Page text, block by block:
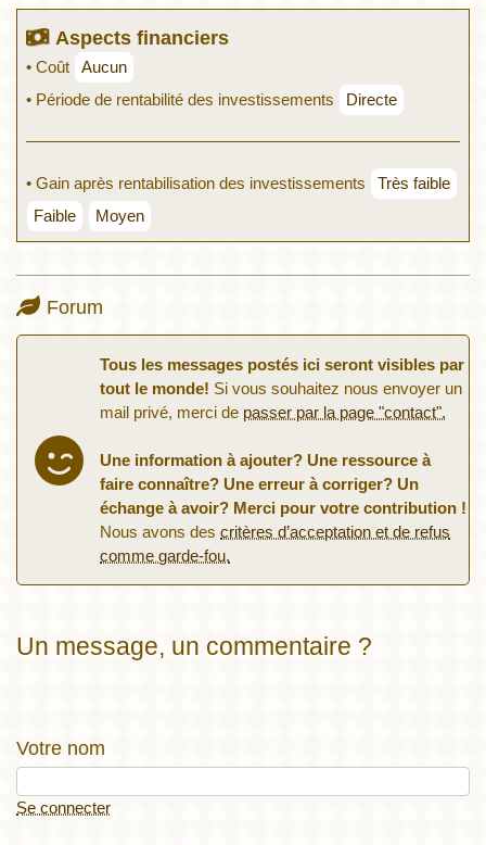
Aspects financiers
• Coût
Aucun
• Période de rentabilité des investissements
Directe
• Gain après rentabilisation des investissements
Très faible
Faible
Moyen
Forum
Tous les messages postés ici seront visibles par
tout le monde! Si vous souhaitez nous envoyer un
mail privé, merci de passer par la page "contact".
Une information à ajouter? Une ressource à
faire connaître? Une erreur à corriger? Un
échange à avoir? Merci pour votre contribution !
Nous avons descritères d’acceptation et de refus
comme garde-fou.
Un message, un commentaire ?
Votre nom
Se connecter